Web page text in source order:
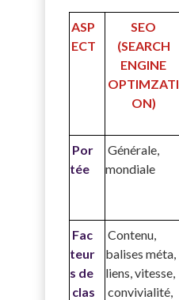
ASP
ECT
SEO
(SEARCH
ENGINE
OPTIMZATI
ON)
Por
tée
Générale,
mondiale
Fac
teur
s de
clas
Contenu,
balises méta,
liens, vitesse,
convivialité,